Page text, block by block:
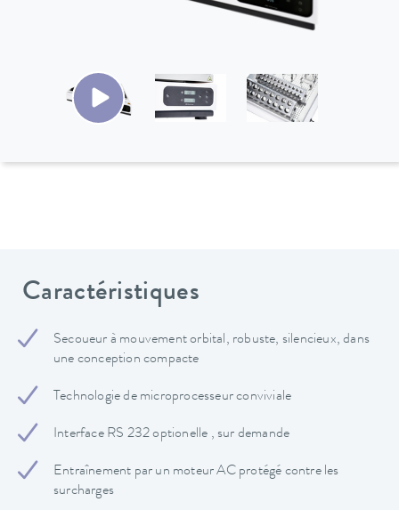
Caractéristiques
Secoueur à mouvement orbital, robuste, silencieux, dans
une conception compacte
Technologie de microprocesseur conviviale
Interface RS 232 optionelle , sur demande
Entraînement par un moteur AC protégé contre les
surcharges